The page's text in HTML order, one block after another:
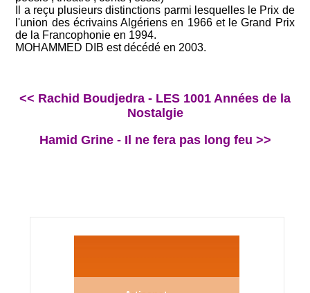
Il a reçu plusieurs distinctions parmi lesquelles le Prix de
l'union des écrivains Algériens en 1966 et le Grand Prix
de la Francophonie en 1994.
MOHAMMED DIB est décédé en 2003.
<< Rachid Boudjedra - LES 1001 Années de la
Nostalgie
Hamid Grine - Il ne fera pas long feu >>